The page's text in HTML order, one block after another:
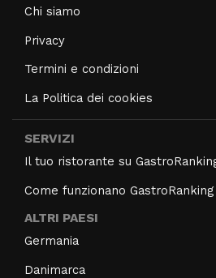
Chi siamo
Privacy
Termini e condizioni
La Politica dei cookies
SERVIZI
Il tuo ristorante su
Come funzionano
ALTRI PAESI
Germania
Danimarca